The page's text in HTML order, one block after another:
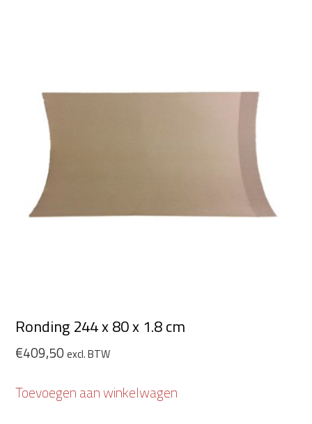
Ronding 244 x 80 x 1.8 cm
€409,50 excl. BTW
Toevoegen aan winkelwagen